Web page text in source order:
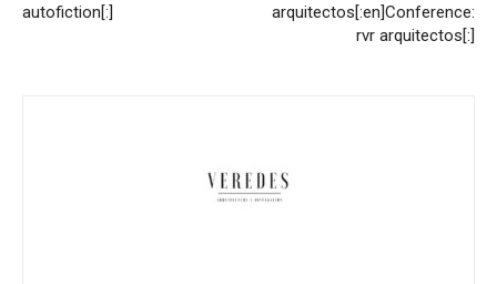
autofiction[:]
arquitectos[:en]Conference:
rvr arquitectos[:]